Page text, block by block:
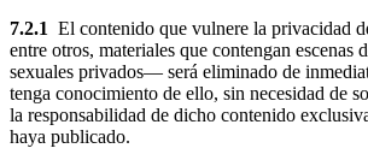
7.2.1 El contenido que vulnere la privacidad
entre otros, materiales que contengan escenas
sexuales privados— será eliminado de
tenga conocimiento de ello, sin necesidad de
la responsabilidad de dicho contenido
haya publicado.